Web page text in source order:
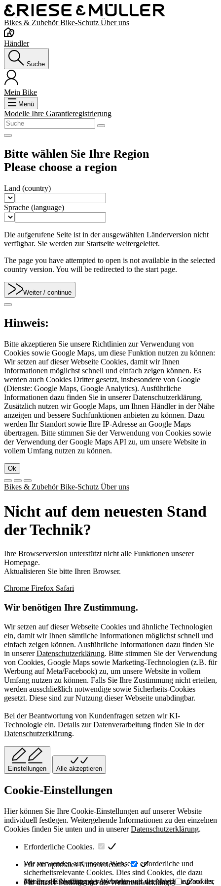
Bikes & ZubehörBike-Schutz Über uns
Händler
Suche
Mein Bike
Menü
Modelle Ihre Garantieregistrierung
Bitte wählen Sie Ihre Region
Please choose a region
Land (country)
Sprache (language)
Die aufgerufene Seite ist in der ausgewählten Länderversion nicht
verfügbar. Sie werden zur Startseite weitergeleitet.
The page you have attempted to open is not available in the selected
country version. You will be redirected to the start page.
Weiter / continue
Hinweis:
Bitte akzeptieren Sie unsere Richtlinien zur Verwendung von
Cookies sowie Google Maps, um diese Funktion nutzen zu können:
Wir setzen auf dieser Webseite Cookies, damit wir Ihnen
Informationen möglichst schnell und einfach zeigen können. Es
werden auch Cookies Dritter gesetzt, insbesondere von Google
(Dienste: Google Maps, Google Analytics). Ausführliche
Informationen dazu finden Sie in unserer Datenschutzerklärung.
Zusätzlich nutzen wir Google Maps, um Ihnen Händler in der Nähe
anzeigen und bessere Suchfunktionen anbieten zu können. Dazu
werden Ihr Standort sowie Ihre IP-Adresse an Google Maps
übertragen. Bitte stimmen Sie der Verwendung von Cookies sowie
der Verwendung der Google Maps API zu, um unsere Website in
vollem Umfang nutzen zu können.
Ok
Bikes & ZubehörBike-Schutz Über uns
Nicht auf dem neuesten Stand
der Technik?
Ihre Browserversion unterstützt nicht alle Funktionen unserer
Homepage.
Aktualisieren Sie bitte Ihren Browser.
Chrome Firefox Safari
Wir benötigen Ihre Zustimmung.
Wir setzen auf dieser Webseite Cookies und ähnliche Technologien
ein, damit wir Ihnen sämtliche Informationen möglichst schnell und
einfach zeigen können. Ausführliche Informationen dazu finden Sie
in unsererDatenschutzerklärung. Bitte stimmen Sie der Verwendung
von Cookies, Google Maps sowie Marketing-Technologien (z.B. für
Werbung auf Meta/Facebook) zu, um unsere Website in vollem
Umfang nutzen zu können. Falls Sie Ihre Zustimmung nicht erteilen,
werden ausschließlich notwendige sowie Sicherheits-Cookies
gesetzt. Diese sind zur Nutzung dieser Webseite unabdingbar.
Bei der Beantwortung von Kundenfragen setzen wir KI-
Technologie ein. Details zur Datenverarbeitung finden Sie in der
Datenschutzerklärung.
Einstellungen Alle akzeptieren
Cookie-Einstellungen
Hier können Sie Ihre Cookie-Einstellungen auf unserer Website
individuell festlegen. Weitergehende Informationen zu den einzelnen
Cookies finden Sie unten und in unsererDatenschutzerklärung.
Erforderliche Cookies.
Wir verwenden auf unserer Webseite erforderliche und
sicherheitsrelevante Cookies. Dies sind Cookies, die dazu
dienen, die Nutzung der Webseite und die Navigation auf der
Für ein optimales Nutzererlebnis.
Mit Ihrer Einwilligung verwenden wir verschiedene Cookies,
Für unsere Statistik und die Weiterentwicklung.